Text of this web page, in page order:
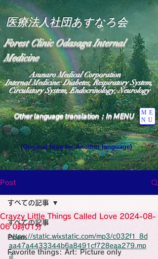
医療法人社団あすなろ会
Forest Clinic Odasaga Internal
Medicine
Other language translation：In MENU
ME
NU
Asunaro Medical Corporation
Internal Medicine: Diabetes, Respiratory System,
Circulatory System, Endocrinology, Neurology
(Original blog for Another language)
Heavens: Beyond the Universe: The World
the God of Light Resides"
Medicine Specialist
Specialist
Wide Blog
Medicine
Religion
Post
すべての記事
Poem
Favorite things: Art: Picture only
すべての記事
Crayzy Little Things Called Love 2024-08-
06 0時01分
https://static.wixstatic.com/mp3/c032f1_8d
aa47a4433344b6a8491cf728eaa279.mp
3